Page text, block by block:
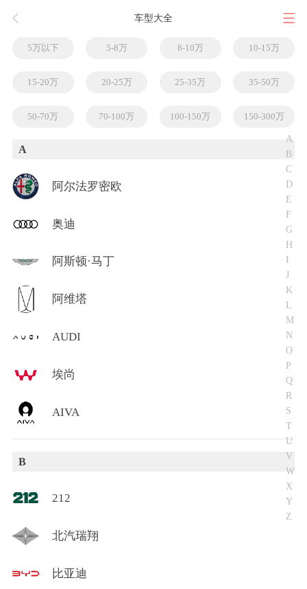
车型大全
5万以下 5-8万 8-10万 10-15万
15-20万 20-25万 25-35万 35-50万
50-70万 70-100万 100-150万 150-300万
A
阿尔法罗密欧
奥迪
阿斯顿·马丁
阿维塔
AUDI
埃尚
AIVA
B
212
北汽瑞翔
比亚迪
A
B
C
D
E
F
G
H
I
J
K
L
M
N
O
P
Q
R
S
T
U
V
W
X
Y
Z